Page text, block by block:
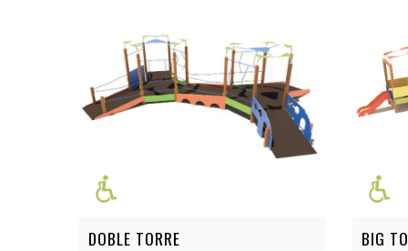
DOBLE TORRE BIG